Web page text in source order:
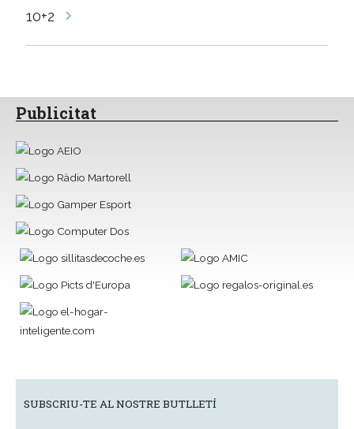
10+2
Publicitat
SUBSCRIU-TE AL NOSTRE BUTLLETÍ